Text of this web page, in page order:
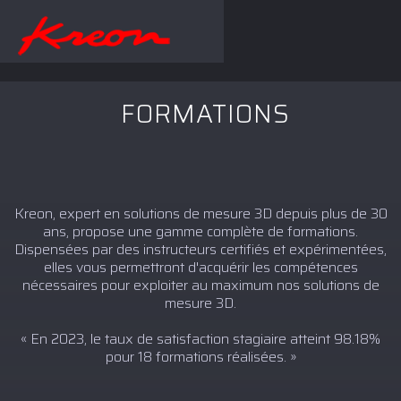
FORMATIONS
Kreon, expert en solutions de mesure 3D depuis plus de 30
ans, propose une gamme complète de formations.
Dispensées par des instructeurs certifiés et expérimentées,
elles vous permettront d'acquérir les compétences
nécessaires pour exploiter au maximum nos solutions de
mesure 3D.
« En 2023, le taux de satisfaction stagiaire atteint 98.18%
pour 18 formations réalisées. »